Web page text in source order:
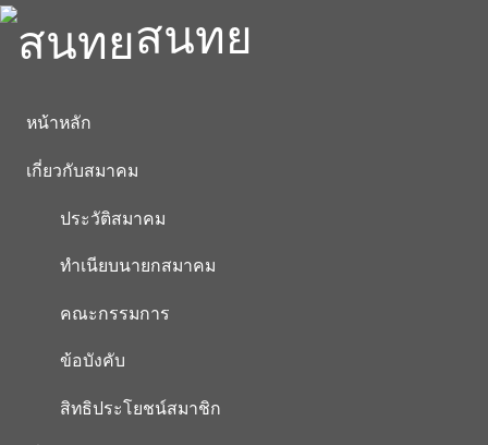
สนทย
หน้าหลัก
เกี่ยวกับสมาคม
ประวัติสมาคม
ทำเนียบนายกสมาคม
คณะกรรมการ
ข้อบังคับ
สิทธิประโยชน์สมาชิก